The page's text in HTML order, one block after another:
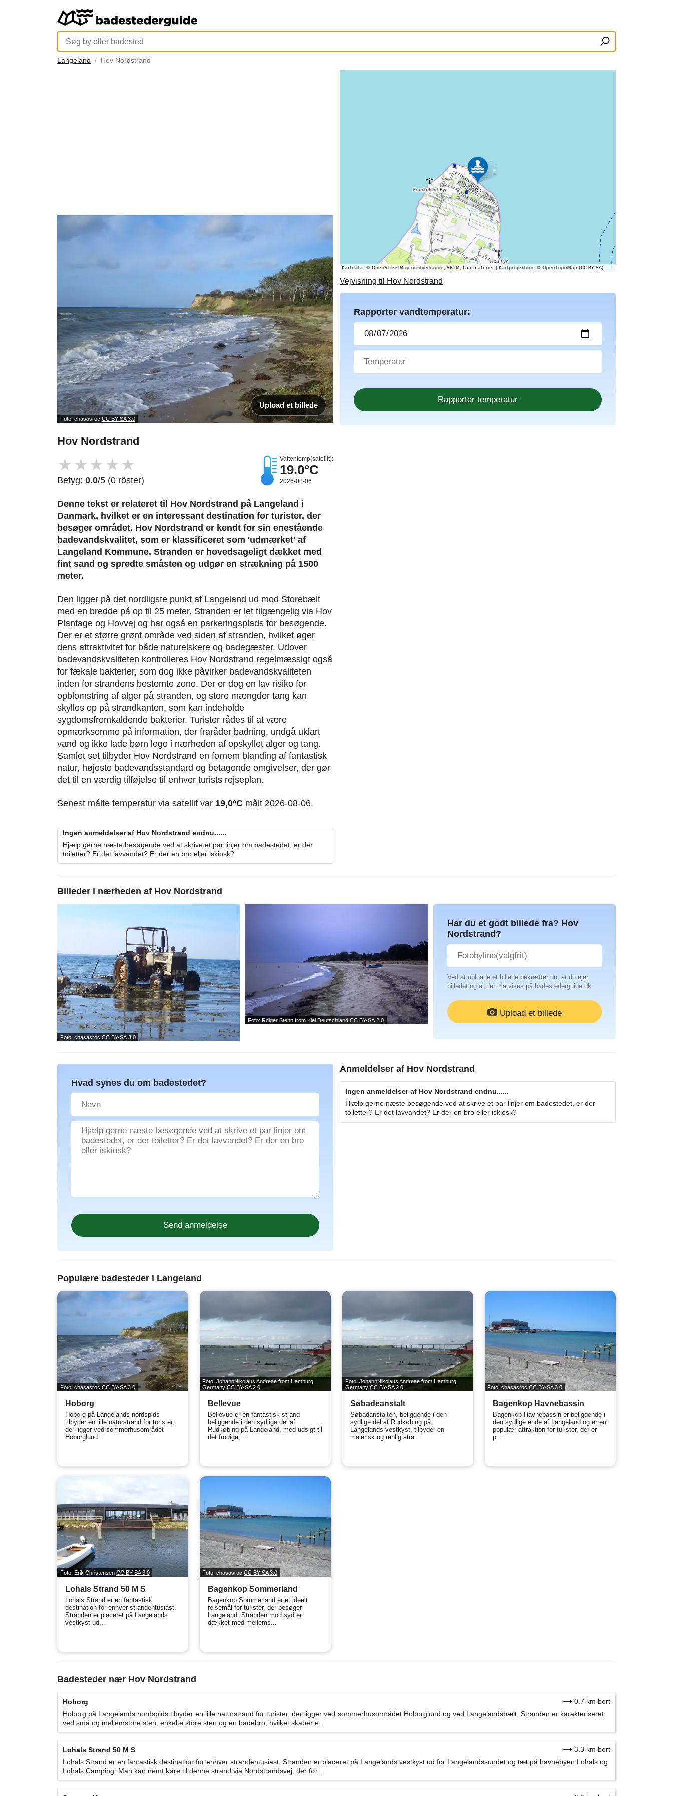
Langeland Hov Nordstrand
Foto: chasasroc CC BY-SA 3.0
Upload et billede
Hov Nordstrand
★ ★ ★ ★ ★
Betyg: 0.0/5 (0 röster)
Vattentemp(satellit):
19.0°C
2026-08-06
Denne tekst er relateret til Hov Nordstrand på Langeland i
Danmark, hvilket er en interessant destination for turister, der
besøger området. Hov Nordstrand er kendt for sin enestående
badevandskvalitet, som er klassificeret som 'udmærket' af
Langeland Kommune. Stranden er hovedsageligt dækket med
fint sand og spredte småsten og udgør en strækning på 1500
meter.
Den ligger på det nordligste punkt af Langeland ud mod Storebælt
med en bredde på op til 25 meter. Stranden er let tilgængelig via Hov
Plantage og Hovvej og har også en parkeringsplads for besøgende.
Der er et større grønt område ved siden af stranden, hvilket øger
dens attraktivitet for både naturelskere og badegæster. Udover
badevandskvaliteten kontrolleres Hov Nordstrand regelmæssigt også
for fækale bakterier, som dog ikke påvirker badevandskvaliteten
inden for strandens bestemte zone. Der er dog en lav risiko for
opblomstring af alger på stranden, og store mængder tang kan
skylles op på strandkanten, som kan indeholde
sygdomsfremkaldende bakterier. Turister rådes til at være
opmærksomme på information, der fraråder badning, undgå uklart
vand og ikke lade børn lege i nærheden af opskyllet alger og tang.
Samlet set tilbyder Hov Nordstrand en fornem blanding af fantastisk
natur, højeste badevandsstandard og betagende omgivelser, der gør
det til en værdig tilføjelse til enhver turists rejseplan.
Senest målte temperatur via satellit var 19,0°C målt 2026-08-06.
Ingen anmeldelser af Hov Nordstrand endnu......
Hjælp gerne næste besøgende ved at skrive et par linjer om badestedet, er der
toiletter? Er det lavvandet? Er der en bro eller iskiosk?
Vejvisning til Hov Nordstrand
Rapporter vandtemperatur:
Billeder i nærheden af Hov Nordstrand
Foto: chasasroc CC BY-SA 3.0
Foto: Rdiger Stehn from Kiel Deutschland CC BY-SA 2.0
Har du et godt billede fra? Hov
Nordstrand?
Ved at uploade et billede bekræfter du, at du ejer
billedet og at det må vises på badestederguide.dk
Upload et billede
Anmeldelser af Hov Nordstrand
Ingen anmeldelser af Hov Nordstrand endnu......
Hjælp gerne næste besøgende ved at skrive et par linjer om badestedet, er der
toiletter? Er det lavvandet? Er der en bro eller iskiosk?
Hvad synes du om badestedet?
Populære badesteder i Langeland
Foto: chasasroc CC BY-SA 3.0
Hoborg
Hoborg på Langelands nordspids
tilbyder en lille naturstrand for turister,
der ligger ved sommerhusområdet
Hoborglund...
Foto: JohannNikolaus Andreae from Hamburg
GermanyCC BY-SA 2.0
Bellevue
Bellevue er en fantastisk strand
beliggende i den sydlige del af
Rudkøbing på Langeland, med udsigt til
det frodige, ...
Foto: JohannNikolaus Andreae from Hamburg
Germany CC BY-SA 2.0
Søbadeanstalt
Søbadanstalten, beliggende i den
sydlige del af Rudkøbing på
Langelands vestkyst, tilbyder en
malerisk og renlig stra...
Foto: chasasrocCC BY-SA 3.0
Bagenkop Havnebassin
Bagenkop Havnebassin er beliggende i
den sydlige ende af Langeland og er en
populær attraktion for turister, der er
p...
Foto: Erik Christensen CC BY-SA 3.0
Lohals Strand 50 M S
Lohals Strand er en fantastisk
destination for enhver strandentusiast.
Stranden er placeret på Langelands
vestkyst ud...
Foto: chasasrocCC BY-SA 3.0
Bagenkop Sommerland
Bagenkop Sommerland er et ideelt
rejsemål for turister, der besøger
Langeland. Stranden mod syd er
dækket med mellems...
Badesteder nær Hov Nordstrand
Hoborg
⟼ 0.7 km bort
Hoborg på Langelands nordspids tilbyder en lille naturstrand for turister, der ligger ved sommerhusområdet Hoborglund og ved Langelandsbælt. Stranden er karakteriseret
ved små og mellemstore sten, enkelte store sten og en badebro, hvilket skaber e...
Lohals Strand 50 M S
⟼ 3.3 km bort
Lohals Strand er en fantastisk destination for enhver strandentusiast. Stranden er placeret på Langelands vestkyst ud for Langelandssundet og tæt på havnebyen Lohals og
Lohals Camping. Man kan nemt køre til denne strand via Nordstrandsvej, der før...